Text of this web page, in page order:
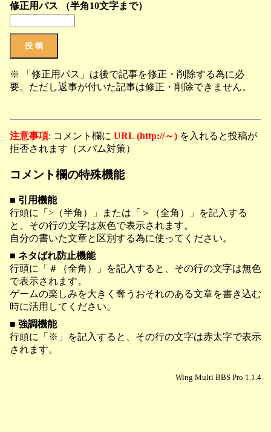
修正用パス （半角10文字まで）
※ 「修正用パス」は後で記事を修正・削除する為に必
要。ただし返事が付いた記事は修正・削除できません。
注意事項: コメント欄に URL (http://～) を入れると投稿が
拒否されます（スパム対策）
コメント欄の特殊機能
■ 引用機能
行頭に「>（半角）」または「＞（全角）」を記入する
と、その行の文字は灰色で表示されます。
自分の書いた文章と区別する為に使ってください。
■ ネタばれ防止機能
行頭に「＃（全角）」を記入すると、その行の文字は無色
で表示されます。
ゲームの楽しみを大きく奪うおそれのある文章を書き込む
時に活用してください。
■ 強調機能
行頭に「※」を記入すると、その行の文字は赤太字で表示
されます。
Wing Multi BBS Pro 1.1.4